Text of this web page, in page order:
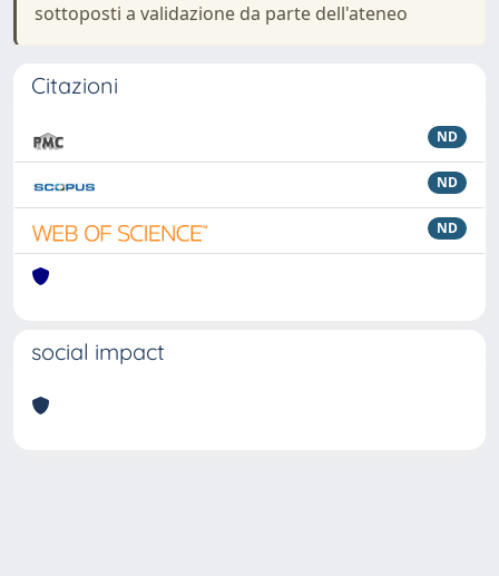
sottoposti a validazione da parte dell'ateneo
Citazioni
ND
ND
ND
social impact